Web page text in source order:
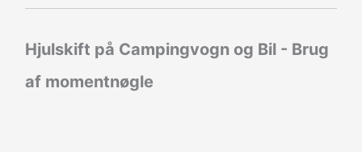
Hjulskift på Campingvogn og Bil - Brug
af momentnøgle